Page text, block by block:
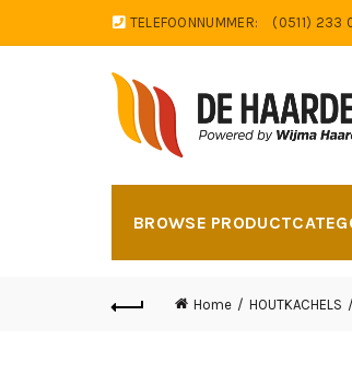
TELEFOONNUMMER: (0511) 233
BROWSE
Home HOUTKACHELS